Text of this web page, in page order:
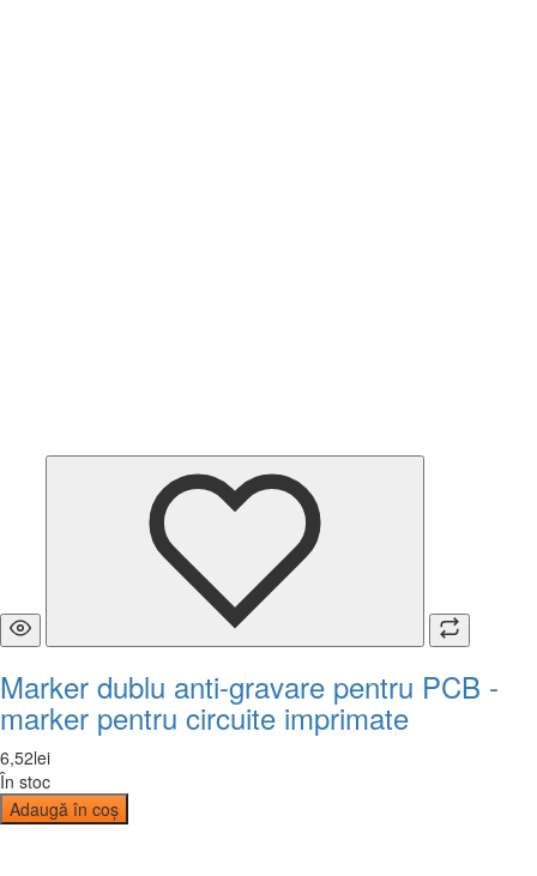
Marker dublu anti-gravare pentru PCB -
marker pentru circuite imprimate
6,52lei
În stoc
Adaugă în coș